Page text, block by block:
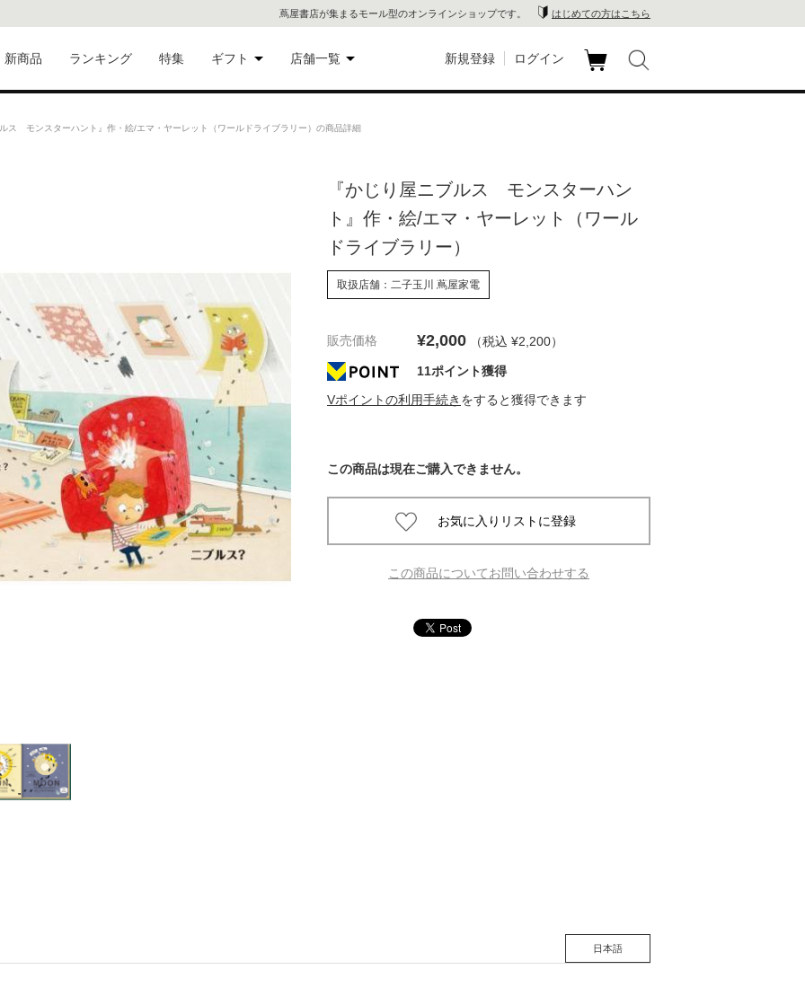
蔦屋書店が集まるモール型のオンラインショップです。 はじめての方はこちら
品
ト
新商品 ランキング 特集 ギフト
ギフトにおすすめ
店舗一覧
代官山 蔦
屋書店
銀座 蔦屋
屋書店
京都岡崎
蔦屋書店
新規登録 ログイン
モンスターハント』作・絵/エマ・ヤーレット（ワールドライブラリー）の商品詳細
『かじり屋ニブルス モンスターハン
ト』作・絵/エマ・ヤーレット（ワール
ドライブラリー）
取扱店舗：二子玉川 蔦屋家電
販売価格 ¥2,000 （税込 ¥2,200）
11ポイント獲得
Vポイントの利用手続き をすると獲得できます
この商品は現在ご購入できません。
この商品についてお問い合わせする
日本語